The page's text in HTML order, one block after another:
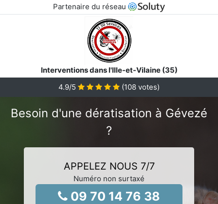
Partenaire du réseau
Interventions dans l'Ille-et-Vilaine (35)
4.9/5 (108 votes)
Besoin d'une dératisation à Gévezé
?
APPELEZ NOUS 7/7
Numéro non surtaxé
09 70 14 76 38